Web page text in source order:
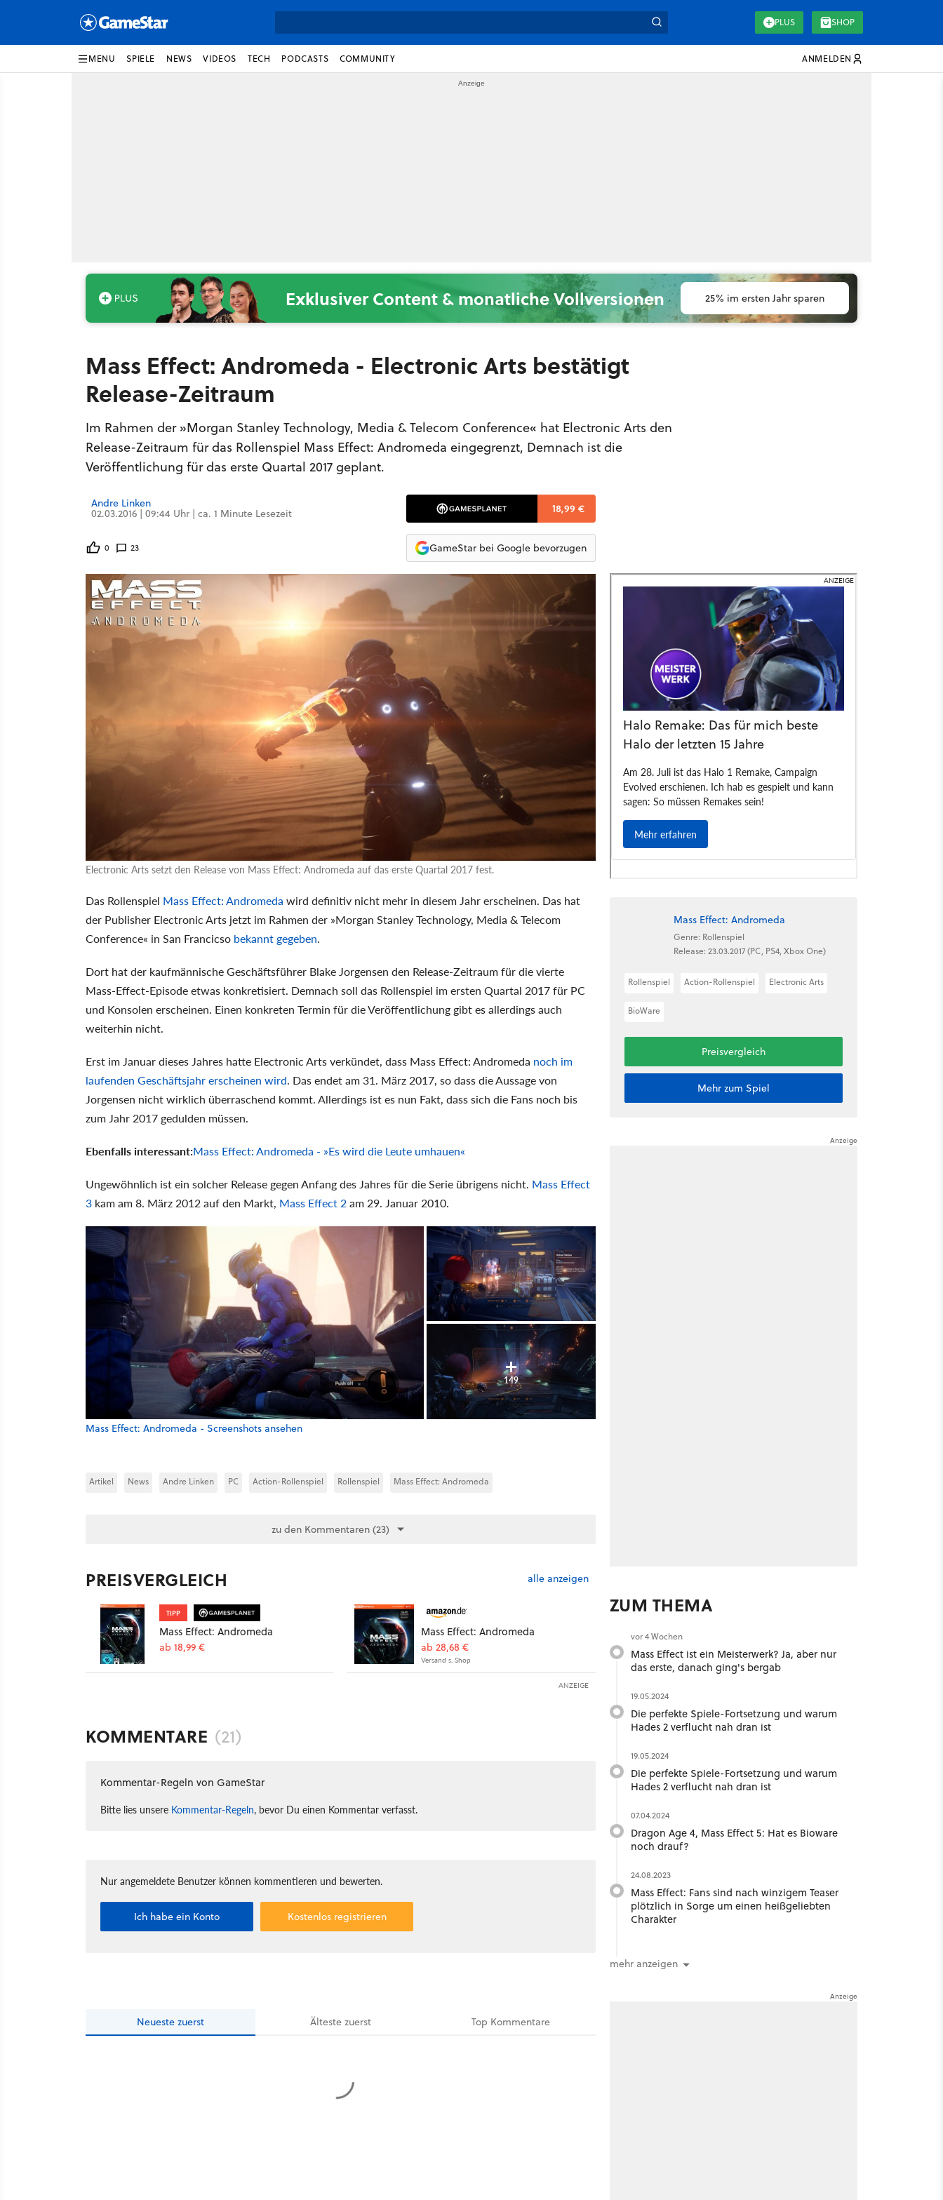
PLUS SHOP
MENU SPIELE NEWS VIDEOS TECH PODCASTS COMMUNITY ANMELDEN
Exklusiver Content & monatliche Vollversionen 25% im ersten Jahr sparen
Mass Effect: Andromeda - Electronic Arts bestätigt
Release-Zeitraum
Im Rahmen der »Morgan Stanley Technology, Media & Telecom Conference« hat Electronic Arts den
Release-Zeitraum für das Rollenspiel Mass Effect: Andromeda eingegrenzt, Demnach ist die
Veröffentlichung für das erste Quartal 2017 geplant.
Andre Linken
02.03.2016 | 09:44 Uhr | ca. 1 Minute Lesezeit
0 23
18,99 €
GameStar bei Google bevorzugen
Electronic Arts setzt den Release von Mass Effect: Andromeda auf das erste Quartal 2017 fest.
Das Rollenspiel Mass Effect: Andromeda wird definitiv nicht mehr in diesem Jahr erscheinen. Das hat
der Publisher Electronic Arts jetzt im Rahmen der »Morgan Stanley Technology, Media & Telecom
Conference« in San Francicso bekannt gegeben.
Dort hat der kaufmännische Geschäftsführer Blake Jorgensen den Release-Zeitraum für die vierte
Mass-Effect-Episode etwas konkretisiert. Demnach soll das Rollenspiel im ersten Quartal 2017 für PC
und Konsolen erscheinen. Einen konkreten Termin für die Veröffentlichung gibt es allerdings auch
weiterhin nicht.
Erst im Januar dieses Jahres hatte Electronic Arts verkündet, dass Mass Effect: Andromeda noch im
laufenden Geschäftsjahr erscheinen wird. Das endet am 31. März 2017, so dass die Aussage von
Jorgensen nicht wirklich überraschend kommt. Allerdings ist es nun Fakt, dass sich die Fans noch bis
zum Jahr 2017 gedulden müssen.
Ebenfalls interessant:Mass Effect: Andromeda - »Es wird die Leute umhauen«
Ungewöhnlich ist ein solcher Release gegen Anfang des Jahres für die Serie übrigens nicht. Mass Effect
3 kam am 8. März 2012 auf den Markt, Mass Effect 2am 29. Januar 2010.
149
Mass Effect: Andromeda - Screenshots ansehen
Artikel News Andre Linken PC Action-Rollenspiel Rollenspiel Mass Effect: Andromeda
zu den Kommentaren (23)
PREISVERGLEICH alle anzeigen
TIPP
Mass Effect: Andromeda
ab 18,99 €
Mass Effect: Andromeda
ab 28,68 €
Versand s. Shop
ANZEIGE
KOMMENTARE (21)
Kommentar-Regeln von GameStar
Bitte lies unsere Kommentar-Regeln, bevor Du einen Kommentar verfasst.
Nur angemeldete Benutzer können kommentieren und bewerten.
Ich habe ein Konto Kostenlos registrieren
Neueste zuerst Ältestezuerst Top Kommentare
Mass Effect: Andromeda
Genre: Rollenspiel
Release: 23.03.2017 (PC, PS4, Xbox One)
Rollenspiel Action-Rollenspiel Electronic Arts
BioWare
Preisvergleich
Mehr zum Spiel
ZUM THEMA
vor 4 Wochen
Mass Effect ist ein Meisterwerk? Ja, aber nur
das erste, danach ging's bergab
19.05.2024
Die perfekte Spiele-Fortsetzung und warum
Hades 2 verflucht nah dran ist
19.05.2024
Die perfekte Spiele-Fortsetzung und warum
Hades 2 verflucht nah dran ist
07.04.2024
Dragon Age 4, Mass Effect 5: Hat es Bioware
noch drauf?
24.08.2023
Mass Effect: Fans sind nach winzigem Teaser
plötzlich in Sorge um einen heißgeliebten
Charakter
mehr anzeigen